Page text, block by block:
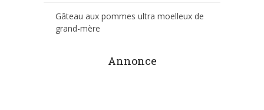
Gâteau aux pommes ultra moelleux de
grand-mère
Annonce